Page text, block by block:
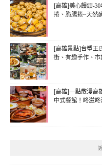
[高雄]美心饅頭-
捲、脆腸捲~天然
[高雄景點]台塑王
街、有趣手作、
[高雄]一點散漫高
中式餐館！咚滋